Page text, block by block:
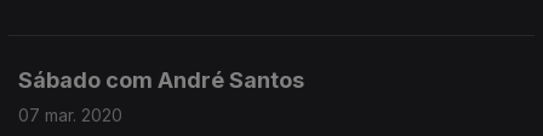
Sábado com André Santos
07 mar. 2020